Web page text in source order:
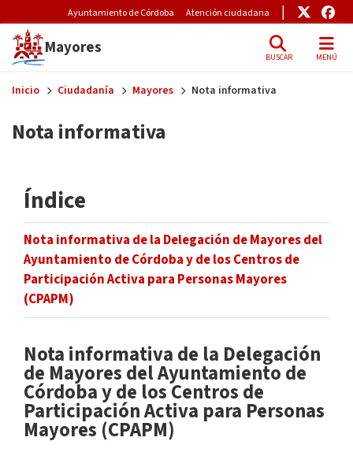
Pre-Header Microsite
Ayuntamiento de Córdoba Atención ciudadana Enlace
Mayores BUSCAR MENÚ
Inicio Ciudadanía Mayores Nota informativa
Nota informativa
Índice
Nota informativa de la Delegación de Mayores del
Ayuntamiento de Córdoba y de los Centros de
Participación Activa para Personas Mayores
(CPAPM)
Nota informativa de la Delegación
de Mayores del Ayuntamiento de
Córdoba y de los Centros de
Participación Activa para Personas
Mayores (CPAPM)